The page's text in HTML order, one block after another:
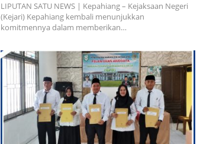
LIPUTAN SATU NEWS | Kepahiang – Kejaksaan Negeri
(Kejari) Kepahiang kembali menunjukkan
komitmennya dalam memberikan…